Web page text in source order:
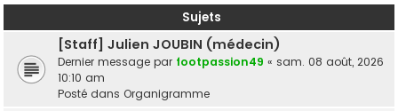
c
h
Sujets
[Staff] Julien JOUBIN (médecin)
Dernier message par footpassion49 « sam. 08 août, 2026
10:10 am
Posté dans Organigramme